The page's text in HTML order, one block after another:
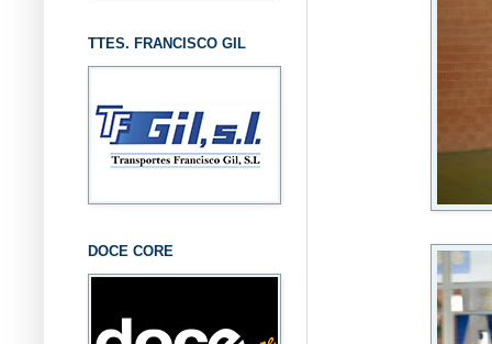
TTES. FRANCISCO GIL
DOCE CORE